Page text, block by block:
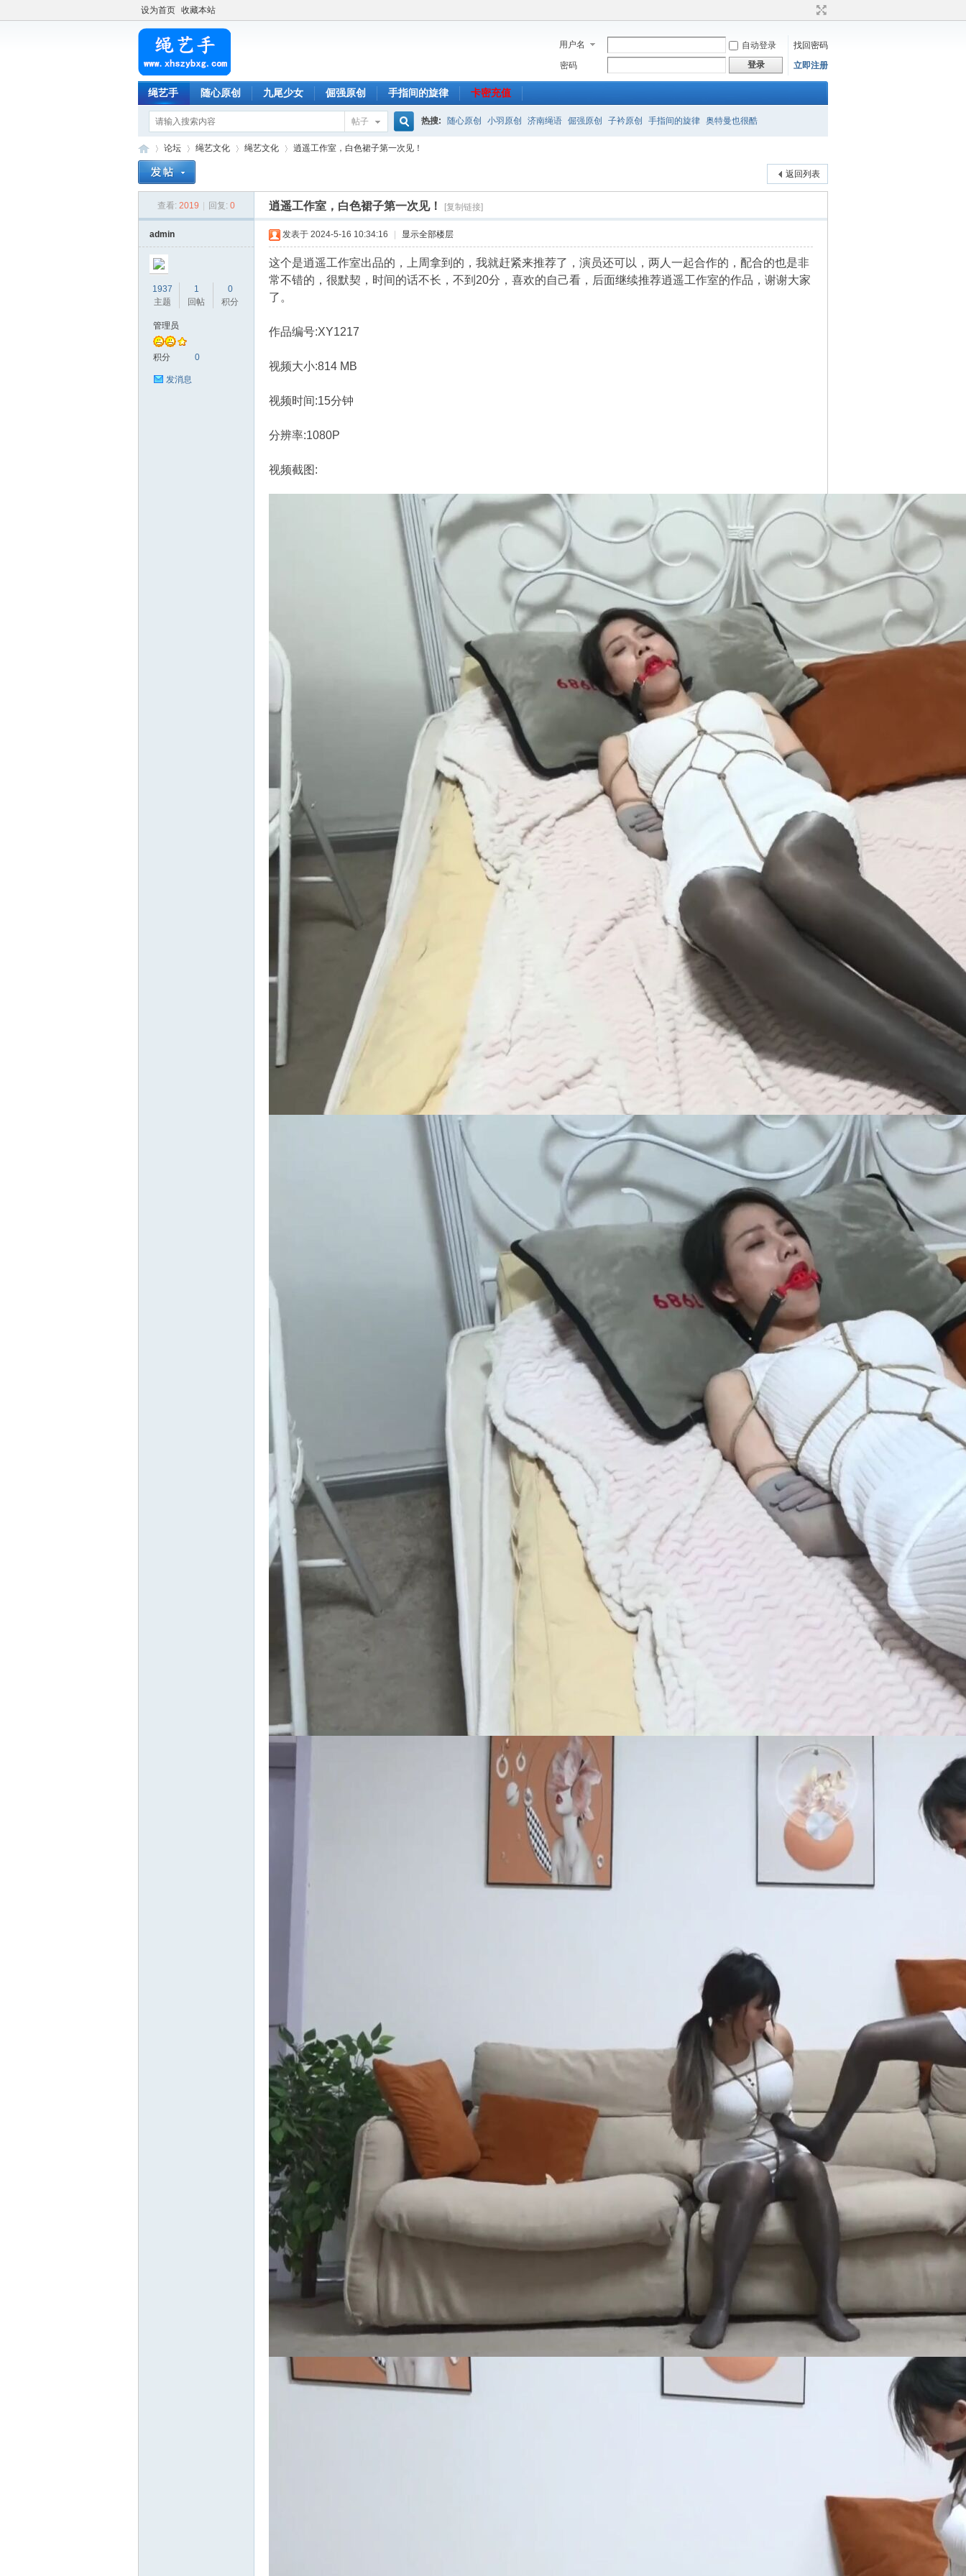
设为首页 收藏本站
用户名 自动登录
找回密码
密码
登录 立即注册
绳艺手 随心原创 九尾少女 倔强原创 手指间的旋律 卡密充值
帖子
搜
索
热搜: 随心原创 小羽原创 济南绳语 倔强原创 子衿原创 手指间的旋律 奥特曼也很酷
论坛
›
绳艺文化
›
绳艺文化
›
逍遥工作室，白色裙子第一次见！
返回列表
查看: 2019 回复: 0 逍遥工作室，白色裙子第一次见！ [复制链接]
admin
1937
主题
1
回帖
0
积分
管理员
积分 0
发消息
发表于 2024-5-16 10:34:16 显示全部楼层
这个是逍遥工作室出品的，上周拿到的，我就赶紧来推荐了，演员还可以，两人一起合作的，配合的也是非
常不错的，很默契，时间的话不长，不到20分，喜欢的自己看，后面继续推荐逍遥工作室的作品，谢谢大家
了。
作品编号:XY1217
视频大小:814 MB
视频时间:15分钟
分辨率:1080P
视频截图: